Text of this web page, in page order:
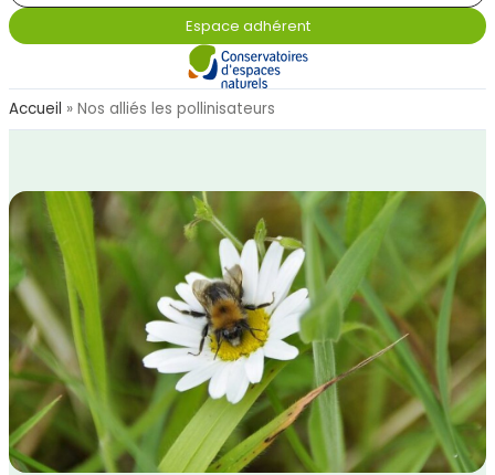
Espace adhérent
Accueil » Nos alliés les pollinisateurs